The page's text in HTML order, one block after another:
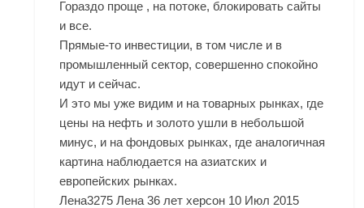
Гораздо проще , на потоке, блокировать сайты
и все.
Прямые-то инвестиции, в том числе и в
промышленный сектор, совершенно спокойно
идут и сейчас.
И это мы уже видим и на товарных рынках, где
цены на нефть и золото ушли в небольшой
минус, и на фондовых рынках, где аналогичная
картина наблюдается на азиатских и
европейских рынках.
Лена3275 Лена 36 лет херсон 10 Июл 2015